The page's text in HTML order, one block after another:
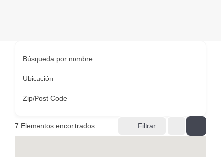
Búsqueda por nombre
Ubicación
Zip/Post Code
7 Elementos encontrados Filtrar